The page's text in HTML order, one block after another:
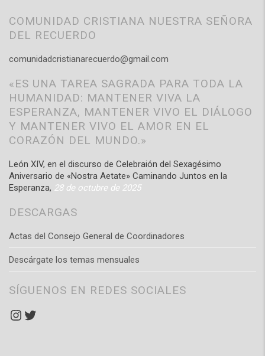
COMUNIDAD CRISTIANA NUESTRA SEÑORA
DEL RECUERDO
comunidadcristianarecuerdo@gmail.com
«ES UNA TAREA SAGRADA PARA TODA LA
HUMANIDAD: MANTENER VIVA LA
ESPERANZA, MANTENER VIVO EL DIÁLOGO
Y MANTENER VIVO EL AMOR EN EL
CORAZÓN DEL MUNDO.»
León XIV, en el discurso de Celebraión del Sexagésimo
Aniversario de «Nostra Aetate» Caminando Juntos en la
Esperanza, 28 de octubre de 2025
DESCARGAS
Actas del Consejo General de Coordinadores
Descárgate los temas mensuales
SÍGUENOS EN REDES SOCIALES
Instagram
Twitter